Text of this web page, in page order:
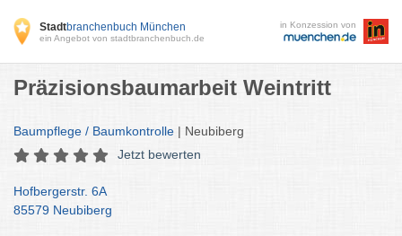
Stadtbranchenbuch München
ein Angebot von stadtbranchenbuch.de
in Konzession von
Präzisionsbaumarbeit Weintritt
Baumpflege / Baumkontrolle | Neubiberg
Jetzt bewerten
Hofbergerstr. 6A
85579 Neubiberg